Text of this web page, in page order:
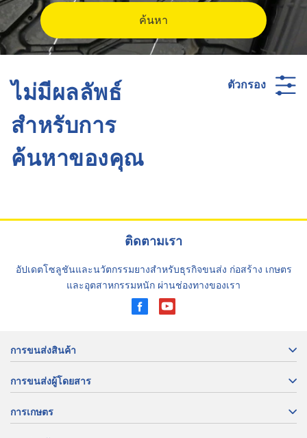
ค้นหา
ตัวกรอง
ไม่มีผลลัพธ์
สำหรับการ
ค้นหาของคุณ
ติดตามเรา
อัปเดตโซลูชันและนวัตกรรมยางสำหรับธุรกิจขนส่ง ก่อสร้าง เกษตร
และอุตสาหกรรมหนัก ผ่านช่องทางของเรา
การขนส่งสินค้า
การขนส่งผู้โดยสาร
การเกษตร